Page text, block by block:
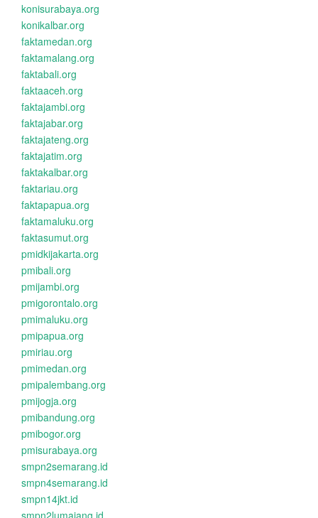
konisurabaya.org
konikalbar.org
faktamedan.org
faktamalang.org
faktabali.org
faktaaceh.org
faktajambi.org
faktajabar.org
faktajateng.org
faktajatim.org
faktakalbar.org
faktariau.org
faktapapua.org
faktamaluku.org
faktasumut.org
pmidkijakarta.org
pmibali.org
pmijambi.org
pmigorontalo.org
pmimaluku.org
pmipapua.org
pmiriau.org
pmimedan.org
pmipalembang.org
pmijogja.org
pmibandung.org
pmibogor.org
pmisurabaya.org
smpn2semarang.id
smpn4semarang.id
smpn14jkt.id
smpn2lumajang.id